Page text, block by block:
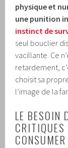
physique et
une punition
instinct de
seul bouclier
vacillante. Ce
retardement,
choisit sa
l’image de la
LE BESOIN